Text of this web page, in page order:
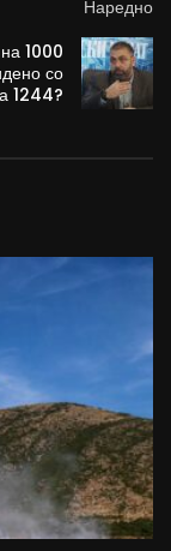
Наредно
1000
со
1244?